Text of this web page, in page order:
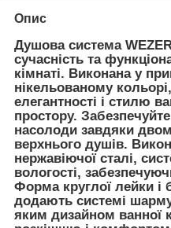
Опис
Душова система
сучасність та
кімнаті. Виконана у
нікельованому
елегантності і стилю
простору.
насолоди завдяки
верхнього душів.
нержавіючої сталі,
вологості,
Форма круглої лейки і
додають системі
яким дизайном ванної